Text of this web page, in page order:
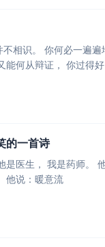
我： 你的近况又如何？ 我又能何从辩证， 你过得好
的一首诗
我伸手递茶， 他接过喝下。 他说：暖意流